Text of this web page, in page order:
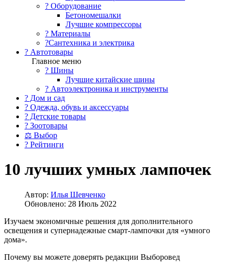
?️ Оборудование
Бетономешалки
Лучшие компрессоры
? Материалы
?Сантехника и электрика
? Автотовары
Главное меню
? Шины
Лучшие китайские шины
? Автоэлектроника и инструменты
? Дом и сад
? Одежда, обувь и аксессуары
? Детские товары
? Зоотовары
⚖ Выбор
? Рейтинги
10 лучших умных лампочек
Автор: Илья Шевченко
Обновлено: 28 Июль 2022
Изучаем экономичные решения для дополнительного
освещения и супернадежные смарт-лампочки для «умного
дома».
Почему вы можете доверять редакции Выборовед